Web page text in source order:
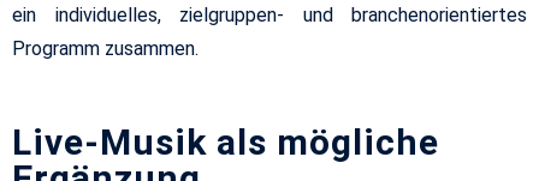
ein indi­viduelles, zielgruppen- und branchenorientiertes
Programm zusammen.
Live-Musik als mögliche